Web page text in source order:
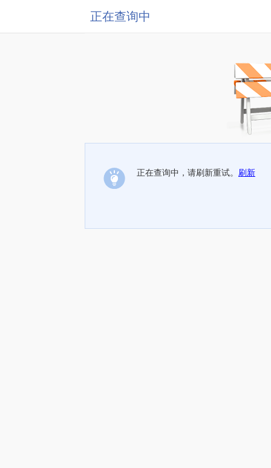
正在查询中
正在查询中，请刷新重试。 刷新